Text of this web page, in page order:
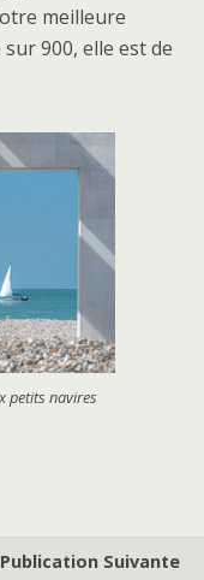
meilleure
900, elle est de
petits navires
Publication Suivante